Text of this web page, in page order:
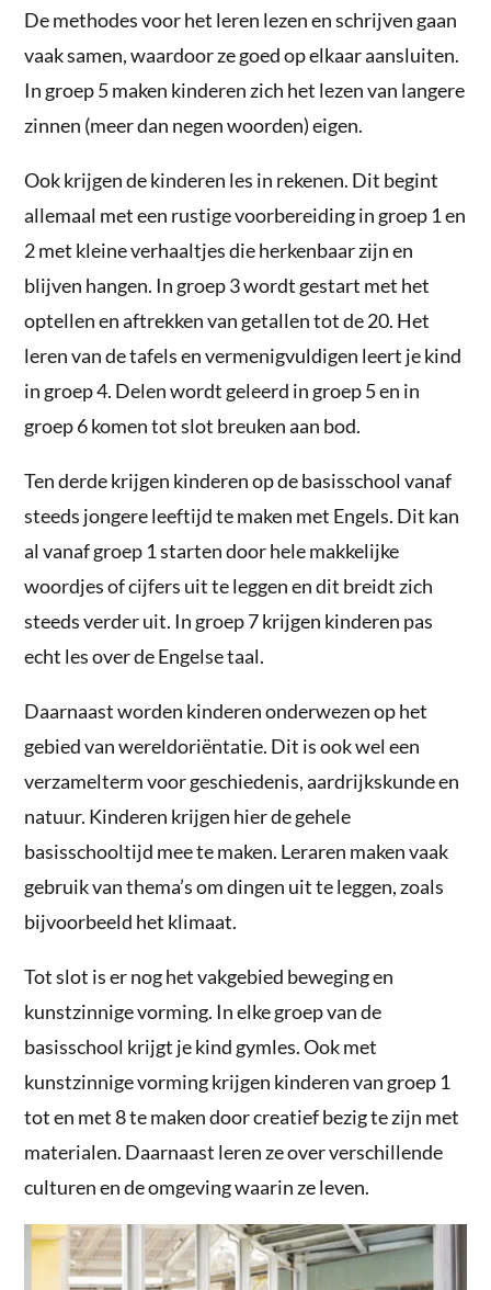
De methodes voor het leren lezen en schrijven gaan
vaak samen, waardoor ze goed op elkaar aansluiten.
In groep 5 maken kinderen zich het lezen van langere
zinnen (meer dan negen woorden) eigen.
Ook krijgen de kinderen les in rekenen. Dit begint
allemaal met een rustige voorbereiding in groep 1 en
2 met kleine verhaaltjes die herkenbaar zijn en
blijven hangen. In groep 3 wordt gestart met het
optellen en aftrekken van getallen tot de 20. Het
leren van de tafels en vermenigvuldigen leert je kind
in groep 4. Delen wordt geleerd in groep 5 en in
groep 6 komen tot slot breuken aan bod.
Ten derde krijgen kinderen op de basisschool vanaf
steeds jongere leeftijd te maken met Engels. Dit kan
al vanaf groep 1 starten door hele makkelijke
woordjes of cijfers uit te leggen en dit breidt zich
steeds verder uit. In groep 7 krijgen kinderen pas
echt les over de Engelse taal.
Daarnaast worden kinderen onderwezen op het
gebied van wereldoriëntatie. Dit is ook wel een
verzamelterm voor geschiedenis, aardrijkskunde en
natuur. Kinderen krijgen hier de gehele
basisschooltijd mee te maken. Leraren maken vaak
gebruik van thema’s om dingen uit te leggen, zoals
bijvoorbeeld het klimaat.
Tot slot is er nog het vakgebied beweging en
kunstzinnige vorming. In elke groep van de
basisschool krijgt je kind gymles. Ook met
kunstzinnige vorming krijgen kinderen van groep 1
tot en met 8 te maken door creatief bezig te zijn met
materialen. Daarnaast leren ze over verschillende
culturen en de omgeving waarin ze leven.